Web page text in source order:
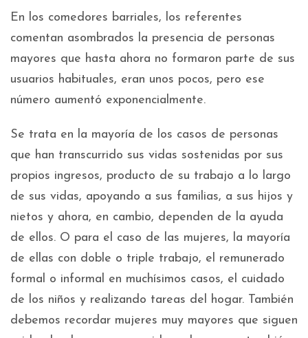
En los comedores barriales, los referentes
comentan asombrados la presencia de personas
mayores que hasta ahora no formaron parte de sus
usuarios habituales, eran unos pocos, pero ese
número aumentó exponencialmente.
Se trata en la mayoría de los casos de personas
que han transcurrido sus vidas sostenidas por sus
propios ingresos, producto de su trabajo a lo largo
de sus vidas, apoyando a sus familias, a sus hijos y
nietos y ahora, en cambio, dependen de la ayuda
de ellos. O para el caso de las mujeres, la mayoría
de ellas con doble o triple trabajo, el remunerado
formal o informal en muchísimos casos, el cuidado
de los niños y realizando tareas del hogar. También
debemos recordar mujeres muy mayores que siguen